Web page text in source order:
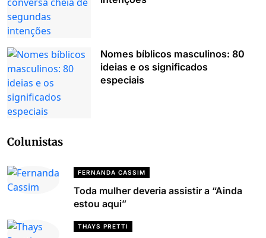
Nomes bíblicos masculinos: 80
ideias e os significados
especiais
Colunistas
FERNANDA CASSIM
Toda mulher deveria assistir a “Ainda
estou aqui”
THAYS PRETTI